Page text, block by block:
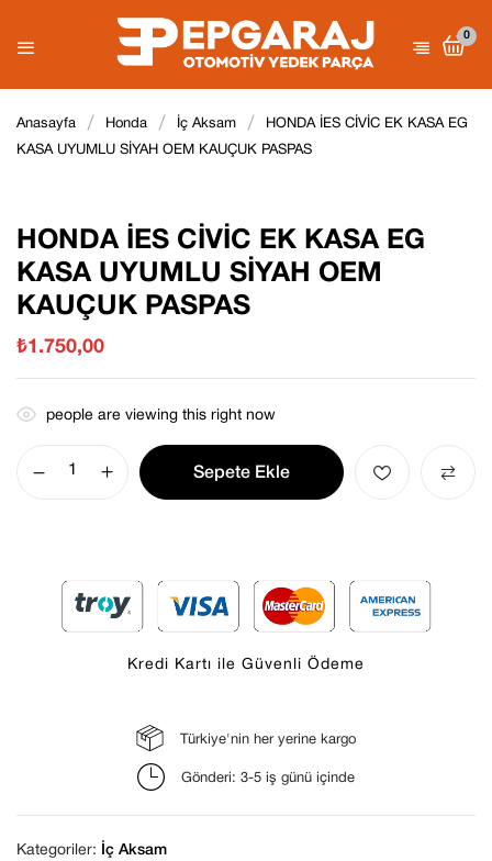
0
Anasayfa Honda İç Aksam
HONDA İES CİVİC EK KASA EG
KASA UYUMLU SİYAH OEM KAUÇUK PASPAS
HONDA İES CİVİC EK KASA EG
KASA UYUMLU SİYAH OEM
KAUÇUK PASPAS
₺1.750,00
people are viewing this right now
Sepete Ekle
Kredi Kartı ile Güvenli Ödeme
Türkiye'nin her yerine kargo
Gönderi: 3-5 iş günü içinde
Kategoriler: İç Aksam
Derecelendirmeniz
Daha sonraki yorumlarımda kullanılması için
adım, e-posta adresim ve site adresim bu